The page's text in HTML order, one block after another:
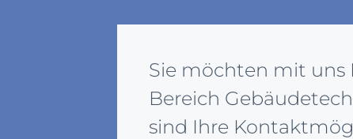
Sie möchten mit uns
Bereich
sind Ihre